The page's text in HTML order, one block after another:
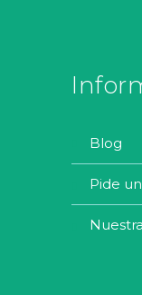
blog
pide